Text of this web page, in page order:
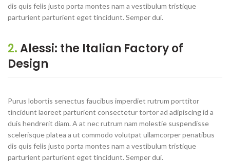
dis quis felis justo porta montes nam a vestibulum tristique
parturient parturient eget tincidunt. Semper dui.
2.Alessi: the Italian Factory of
Design
Purus lobortis senectus faucibus imperdiet rutrum porttitor
tincidunt laoreet parturient consectetur tortor ad adipiscing id a
duis hendrerit diam. A at nec rutrum nam molestie suspendisse
scelerisque platea a ut commodo volutpat ullamcorper penatibus
dis quis felis justo porta montes nam a vestibulum tristique
parturient parturient eget tincidunt. Semper dui.